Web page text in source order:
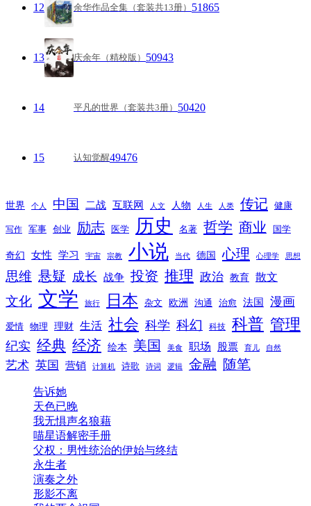
12 余华作品全集（套装共13册） 51865
13 庆余年（精校版） 50943
14 平凡的世界（套装共3册） 50420
15 认知觉醒49476
世界 个人 中国 二战 互联网 人文 人物 人生 人类 传记 健康
写作 军事 创业 励志 医学 历史 名著 哲学 商业 国学
奇幻 女性 学习 宇宙 宗教 小说 当代 德国 心理 心理学 思想
思维 悬疑 成长 战争 投资 推理 政治 教育 散文
文化 文学 旅行 日本 杂文 欧洲 沟通 治愈 法国 漫画
爱情 物理 理财 生活 社会 科学 科幻 科技 科普 管理
纪实 经典 经济 绘本 美国 美食 职场 股票 育儿 自然
艺术 英国 营销 计算机 诗歌 诗词 逻辑 金融 随笔
告诉她
天色已晚
我无惧声名狼藉
喵星语解密手册
父权：男性统治的伊始与终结
永生者
演奏之外
形影不离